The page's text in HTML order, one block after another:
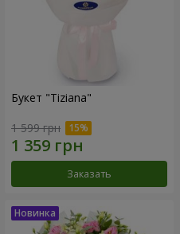
Букет "Tiziana"
1 599 грн
Заказать